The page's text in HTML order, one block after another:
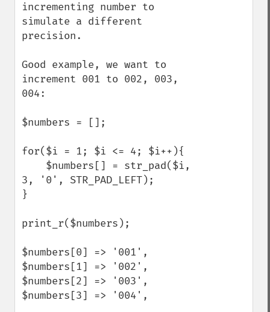
incrementing number to
simulate a different
precision.
Good example, we want to
increment 001 to 002, 003,
004:
$numbers = [];
for($i = 1; $i <= 4; $i++){
3, '0', STR_PAD_LEFT);
}
print_r($numbers);
$numbers[0] => '001',
$numbers[1] => '002',
$numbers[2] => '003',
$numbers[3] => '004',